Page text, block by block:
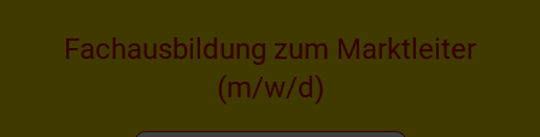
Fachausbildung zum Marktleiter
(m/w/d)